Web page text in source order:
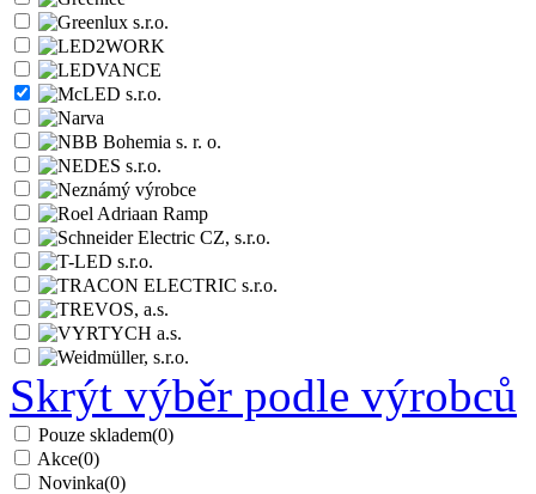
Skrýt výběr podle výrobců
Pouze skladem(0)
Akce(0)
Novinka(0)